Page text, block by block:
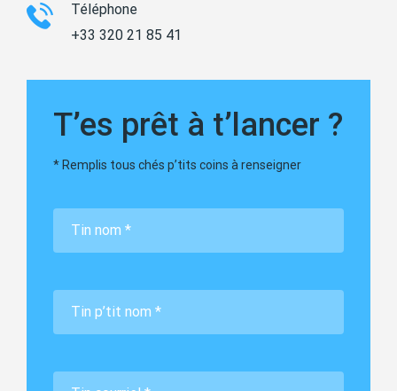
Téléphone
+33 320 21 85 41
T’es prêt à t’lancer ?
* Remplis tous chés p’tits coins à renseigner